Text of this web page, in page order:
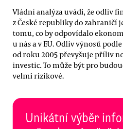
Vládní analýza uvádí, že odliv
z České republiky do zahraničí
tomu, co by odpovídalo
u nás a v EU. Odliv výnosů
od roku 2005 převyšuje příliv
investic. To může být pro
velmi rizikové.
Unikátní výběr